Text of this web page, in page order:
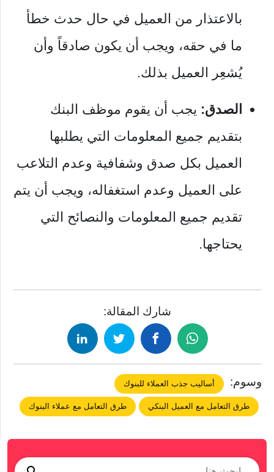
بالاعتذار من العميل في حال حدث خطأ
ما في حقه، ويجب أن يكون صادقاً وأن
يُشعِر العميل بذلك.
الصدق: يجب أن يقوم موظف البنك
بتقديم جميع المعلومات التي يطلبها
العميل بكل صدق وشفافية وعدم التلاعب
على العميل وعدم استغفاله، ويجب أن يتم
تقديم جميع المعلومات والنصائح التي
يحتاجها.
شارك المقالة:
وسوم: أساليب جذب العملاء للبنوك
طرق التعامل مع العميل البنكي طرق التعامل مع عملاء البنوك